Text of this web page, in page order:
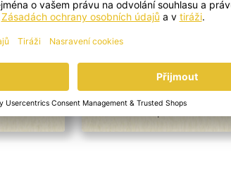
jen ve
Cheesecake pro
Vláčný a nepřekonatelný
pro maminku!